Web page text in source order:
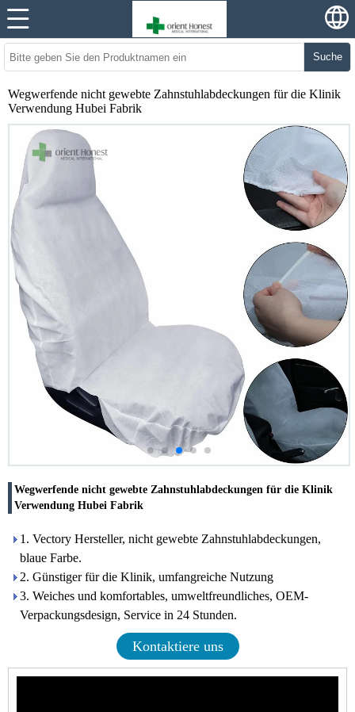
Suche
Wegwerfende nicht gewebte Zahnstuhlabdeckungen für die Klinik
Verwendung Hubei Fabrik
Wegwerfende nicht gewebte Zahnstuhlabdeckungen für die Klinik
Verwendung Hubei Fabrik
1. Vectory Hersteller, nicht gewebte Zahnstuhlabdeckungen,
blaue Farbe.
2. Günstiger für die Klinik, umfangreiche Nutzung
3. Weiches und komfortables, umweltfreundliches, OEM-
Verpackungsdesign, Service in 24 Stunden.
Kontaktiere uns